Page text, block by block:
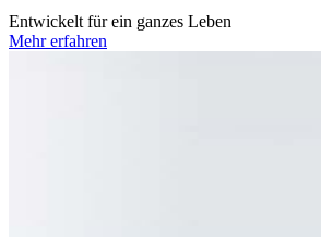
Entwickelt für ein ganzes Leben
Mehr erfahren